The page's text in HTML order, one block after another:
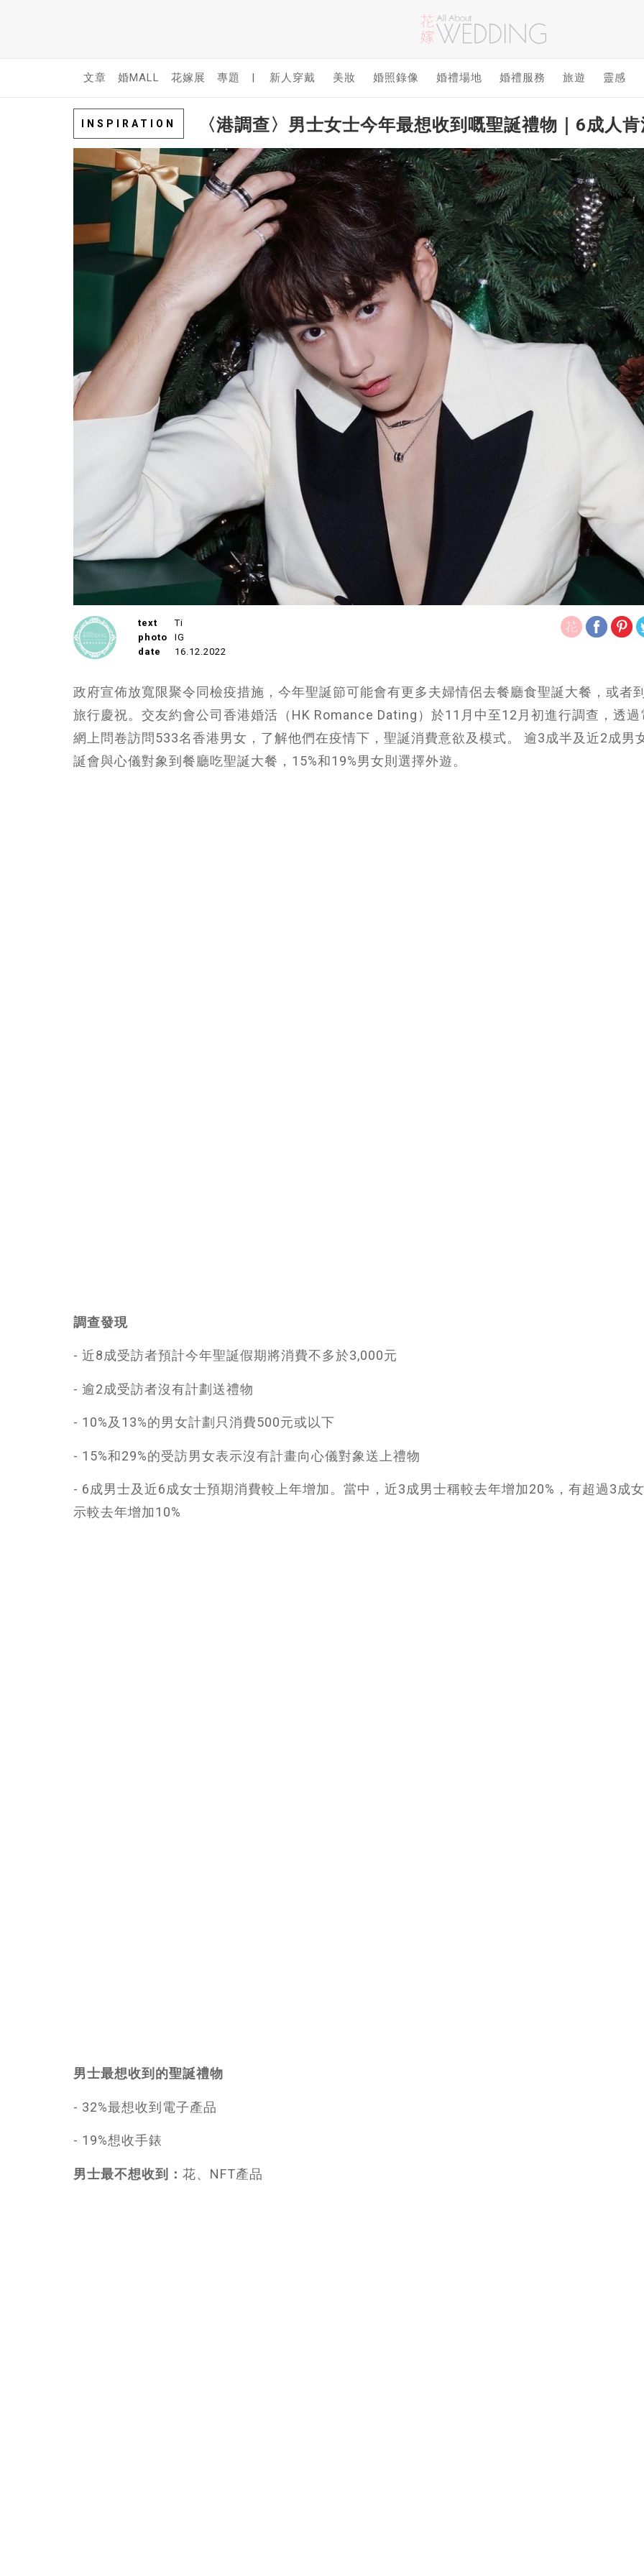
文章 婚MALL 花嫁展 專題 | 新人穿戴 美妝 婚照錄像 婚禮場地 婚禮服務 旅遊 靈感
INSPIRATION 〈港調查〉男士女士今年最想收到嘅聖誕禮物｜6成人
text
Ti
photo
IG
date
16.12.2022
政府宣佈放寬限聚令同檢疫措施，今年聖誕節可能會有更多夫婦情侶去餐廳食聖誕大餐，或者
旅行慶祝。交友約會公司香港婚活（HK Romance Dating）於11月中至12月初進行調查，透過
網上問卷訪問533名香港男女，了解他們在疫情下，聖誕消費意欲及模式。 逾3成半及近2成男
誕會與心儀對象到餐廳吃聖誕大餐，15%和19%男女則選擇外遊。
調查發現
- 近8成受訪者預計今年聖誕假期將消費不多於3,000元
- 逾2成受訪者沒有計劃送禮物
- 10%及13%的男女計劃只消費500元或以下
- 15%和29%的受訪男女表示沒有計畫向心儀對象送上禮物
- 6成男士及近6成女士預期消費較上年增加。當中，近3成男士稱較去年增加20%，有超過3成
示較去年增加10%
男士最想收到的聖誕禮物
- 32%最想收到電子產品
- 19%想收手錶
男士最不想收到： 花、NFT產品